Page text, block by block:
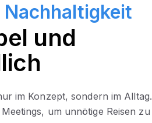
und
im Konzept, sondern im Alltag.
um unnötige Reisen zu